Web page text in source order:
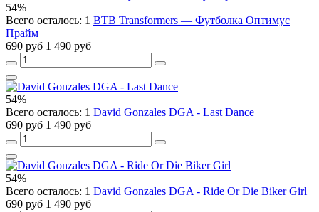
54%
Всего осталось: 1 BTB Transformers — Футболка Оптимус
Прайм
690 руб 1 490 руб
54%
Всего осталось: 1 David Gonzales DGA - Last Dance
690 руб 1 490 руб
54%
Всего осталось: 1 David Gonzales DGA - Ride Or Die Biker Girl
690 руб 1 490 руб